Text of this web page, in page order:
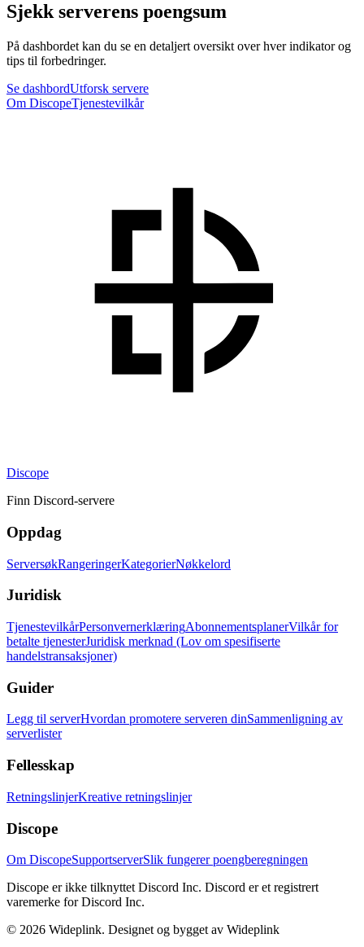
Sjekk serverens poengsum
På dashbordet kan du se en detaljert oversikt over hver indikator og
tips til forbedringer.
Se dashbordUtforsk servere
Om DiscopeTjenestevilkår
Discope
Finn Discord-servere
Oppdag
ServersøkRangeringerKategorierNøkkelord
Juridisk
TjenestevilkårPersonvernerklæringAbonnementsplanerVilkår for
betalte tjenesterJuridisk merknad (Lov om spesifiserte
handelstransaksjoner)
Guider
Legg til serverHvordan promotere serveren dinSammenligning av
serverlister
Fellesskap
RetningslinjerKreative retningslinjer
Discope
Om DiscopeSupportserverSlik fungerer poengberegningen
Discope er ikke tilknyttet Discord Inc. Discord er et registrert
varemerke for Discord Inc.
© 2026 Wideplink. Designet og bygget av Wideplink